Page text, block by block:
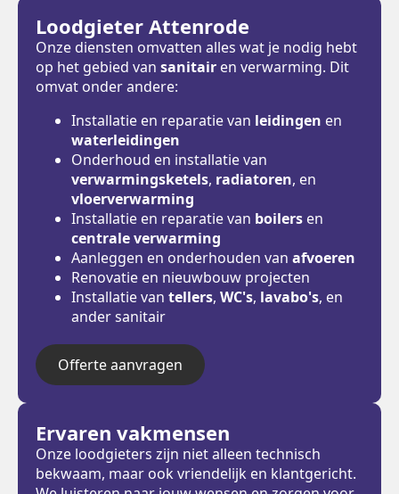
Loodgieter Attenrode
Onze diensten omvatten alles wat je nodig hebt
op het gebied van sanitair en verwarming. Dit
omvat onder andere:
Installatie en reparatie van leidingen en
waterleidingen
Onderhoud en installatie van
verwarmingsketels, radiatoren, en
vloerverwarming
Installatie en reparatie van boilers en
centrale verwarming
Aanleggen en onderhouden van afvoeren
Renovatie en nieuwbouw projecten
Installatie van tellers, WC's, lavabo's, en
ander sanitair
Offerte aanvragen
Ervaren vakmensen
Onze loodgieters zijn niet alleen technisch
bekwaam, maar ook vriendelijk en klantgericht.